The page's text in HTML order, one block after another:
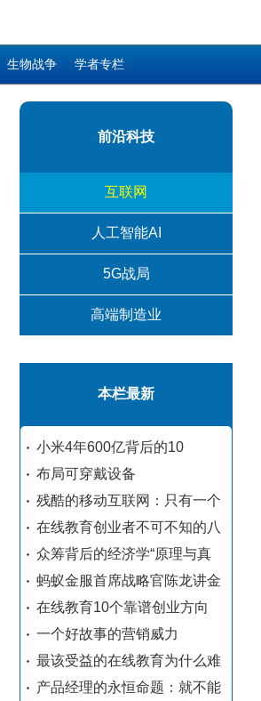
生物战争 学者专栏
前沿科技
互联网
人工智能AI
5G战局
高端制造业
本栏最新
小米4年600亿背后的10
布局可穿戴设备
残酷的移动互联网：只有一个
在线教育创业者不可不知的八
众筹背后的经济学“原理与真
蚂蚁金服首席战略官陈龙讲金
在线教育10个靠谱创业方向
一个好故事的营销威力
最该受益的在线教育为什么难
产品经理的永恒命题：就不能